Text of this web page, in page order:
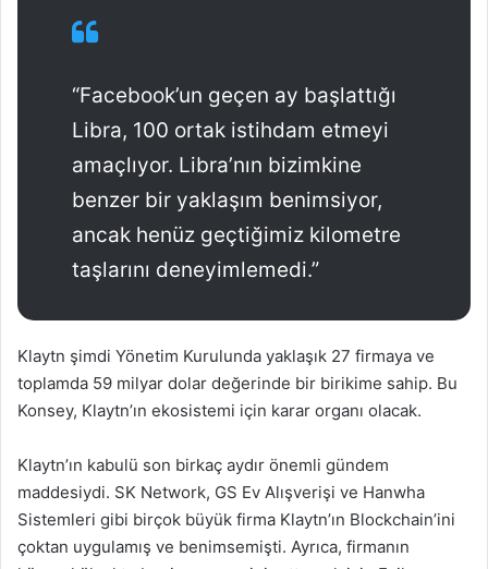
“Facebook’un geçen ay başlattığı
Libra, 100 ortak istihdam etmeyi
amaçlıyor. Libra’nın bizimkine
benzer bir yaklaşım benimsiyor,
ancak henüz geçtiğimiz kilometre
taşlarını deneyimlemedi.”
Klaytn şimdi Yönetim Kurulunda yaklaşık 27 firmaya ve
toplamda 59 milyar dolar değerinde bir birikime sahip. Bu
Konsey, Klaytn’ın ekosistemi için karar organı olacak.
Klaytn’ın kabulü son birkaç aydır önemli gündem
maddesiydi. SK Network, GS Ev Alışverişi ve Hanwha
Sistemleri gibi birçok büyük firma Klaytn’ın Blockchain’ini
çoktan uygulamış ve benimsemişti. Ayrıca, firmanın